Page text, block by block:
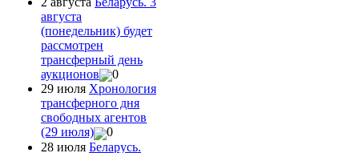
августа
(понедельник) будет
рассмотрен
трансферный день
аукционов
0
29 июля Хронология
трансферного дня
свободных агентов
(29 июля)
0
28 июля Беларусь.